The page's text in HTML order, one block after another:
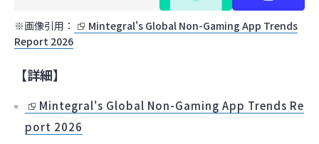
※画像引用：
Mintegral's Global Non-Gaming App Trends
Report 2026
【詳細】
Mintegral's Global Non-Gaming App Trends Re
port 2026